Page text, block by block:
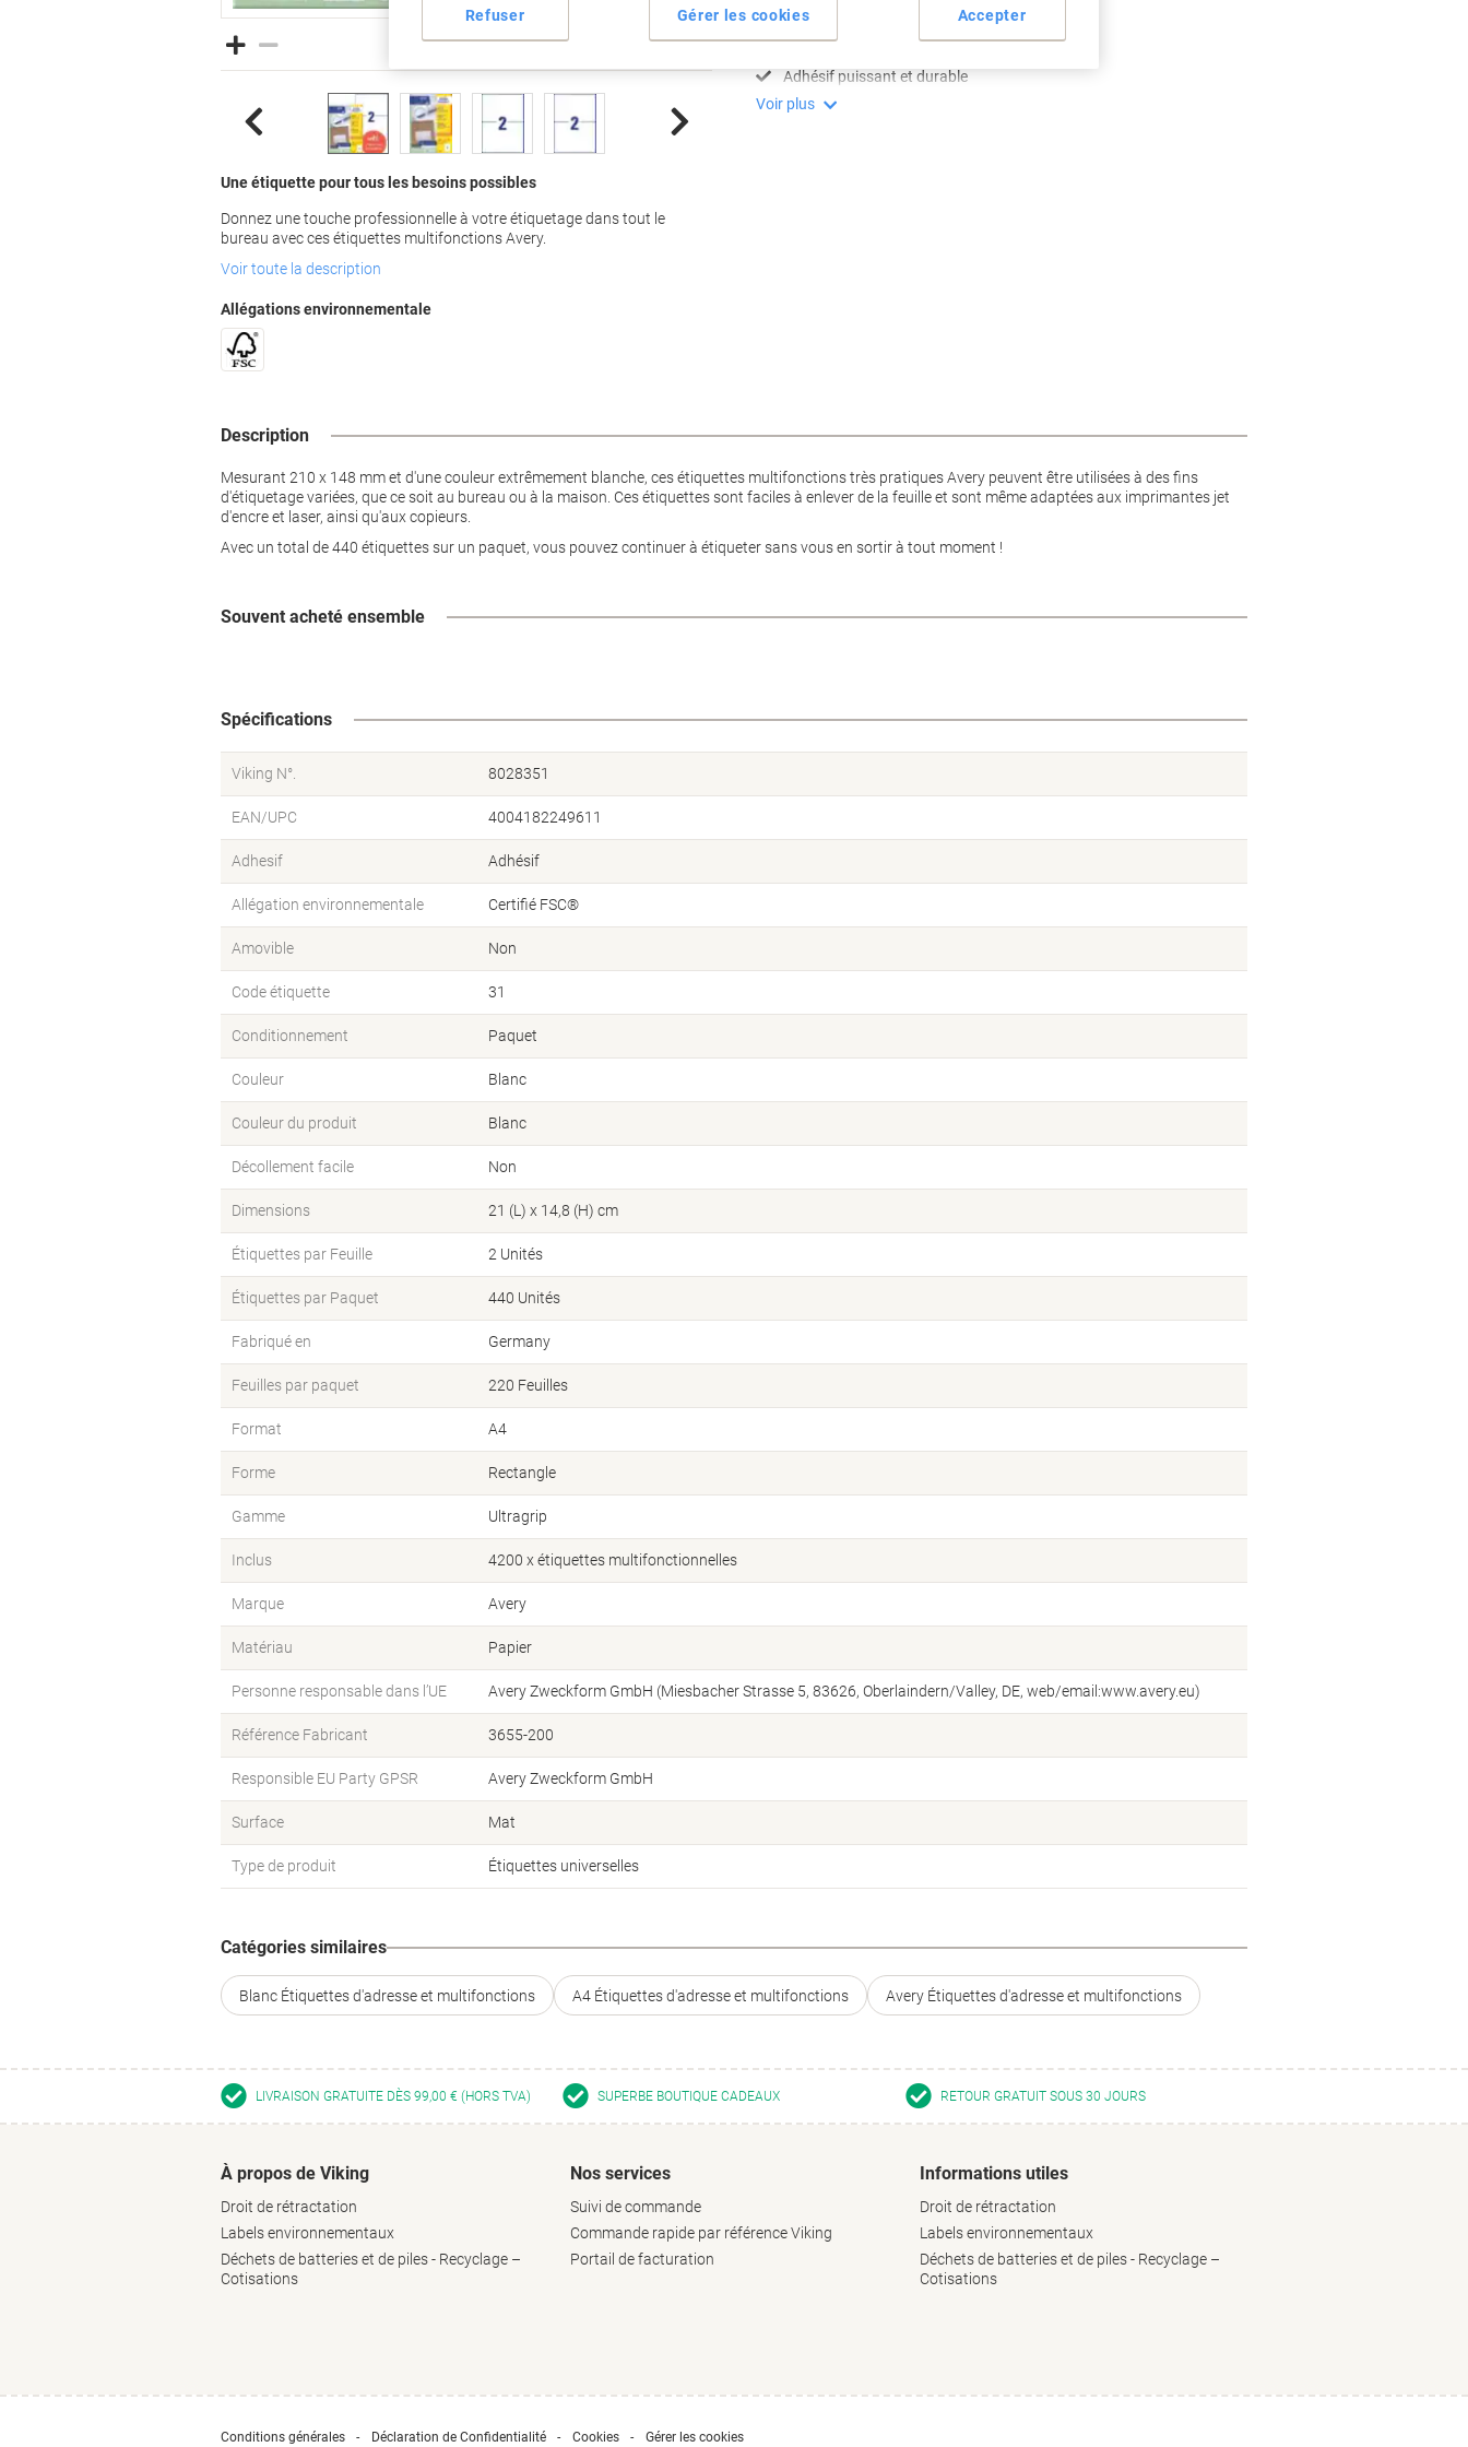
Une étiquette pour tous les besoins possibles
Donnez une touche professionnelle à votre étiquetage dans tout le
bureau avec ces étiquettes multifonctions Avery.
Voir toute la description
Allégations environnementale
Compatible imprimantes laser et jet d'encre
Adhésif puissant et durable
Voir plus
Description
Mesurant 210 x 148 mm et d'une couleur extrêmement blanche, ces étiquettes multifonctions très pratiques Avery peuvent être utilisées à des fins
d'étiquetage variées, que ce soit au bureau ou à la maison. Ces étiquettes sont faciles à enlever de la feuille et sont même adaptées aux imprimantes jet
d'encre et laser, ainsi qu'aux copieurs.
Avec un total de 440 étiquettes sur un paquet, vous pouvez continuer à étiqueter sans vous en sortir à tout moment !
Souvent acheté ensemble
Spécifications
Viking N°. 8028351
EAN/UPC 4004182249611
Adhesif Adhésif
Allégation environnementale Certifié FSC®
Amovible Non
Code étiquette 31
Conditionnement Paquet
Couleur Blanc
Couleur du produit Blanc
Décollement facile Non
Dimensions 21 (L) x 14,8 (H) cm
Étiquettes par Feuille 2 Unités
Étiquettes par Paquet 440 Unités
Fabriqué en Germany
Feuilles par paquet 220 Feuilles
Format A4
Forme Rectangle
Gamme Ultragrip
Inclus 4200 x étiquettes multifonctionnelles
Marque Avery
Matériau Papier
Personne responsable dans l’UE Avery Zweckform GmbH (Miesbacher Strasse 5, 83626, Oberlaindern/Valley, DE, web/email:www.avery.eu)
Référence Fabricant 3655-200
Responsible EU Party GPSR Avery Zweckform GmbH
Surface Mat
Type de produit Étiquettes universelles
Catégories similaires
Blanc Étiquettes d'adresse et multifonctions A4 Étiquettes d'adresse et multifonctions Avery Étiquettes d'adresse et multifonctions
LIVRAISON GRATUITE DÈS 99,00 € (HORS TVA) SUPERBE BOUTIQUE CADEAUX RETOUR GRATUIT SOUS 30 JOURS
À propos de Viking
Droit de rétractation
Labels environnementaux
Déchets de batteries et de piles - Recyclage –
Cotisations
Nos services
Suivi de commande
Commande rapide par référence Viking
Portail de facturation
Informations utiles
Droit de rétractation
Labels environnementaux
Déchets de batteries et de piles - Recyclage –
Cotisations
Conditions générales Déclaration de Confidentialité Cookies Gérer les cookies
Gérer les cookies
Refuser Accepter